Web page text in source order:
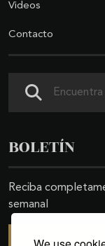
Videos
Contacto
BOLETÍN
Reciba
semanal